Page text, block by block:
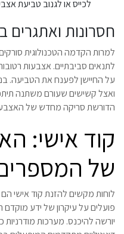
לכייס או לגנוב טביעת
חסרונות ואתגרים
למרות הקדמה הטכנולוגית סורקים
לתנאים סביבתיים. אצבעות
על החיישן לפענח את הטביעה.
ואצל קשישים שעורם משתנה
הדורשת סריקה מחדש של
קוד אישי:
של
לוחות מקשים להזנת קוד אישי
פועלים על עיקרון של ידע
יורשה להיכנס. מערכות מודרניות